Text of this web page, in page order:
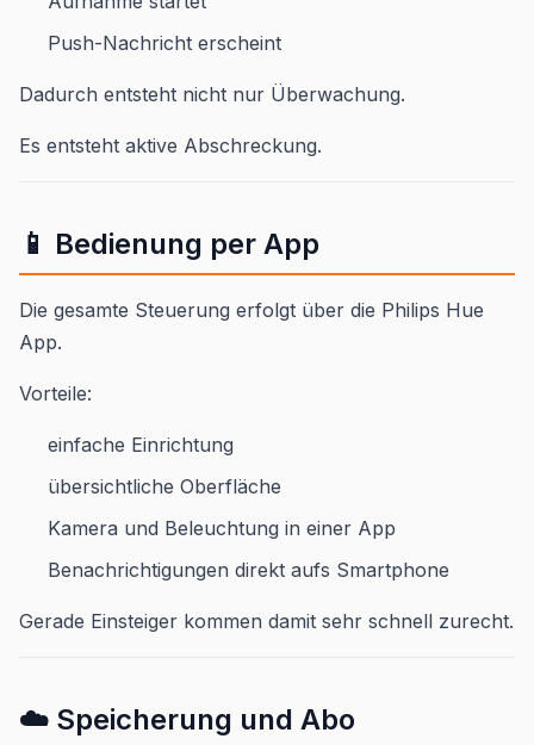
Push-Nachricht erscheint
Dadurch entsteht nicht nur Überwachung.
Es entsteht aktive Abschreckung.
📱 Bedienung per App
Die gesamte Steuerung erfolgt über die Philips Hue
App.
Vorteile:
einfache Einrichtung
übersichtliche Oberfläche
Kamera und Beleuchtung in einer App
Benachrichtigungen direkt aufs Smartphone
Gerade Einsteiger kommen damit sehr schnell zurecht.
☁️ Speicherung und Abo